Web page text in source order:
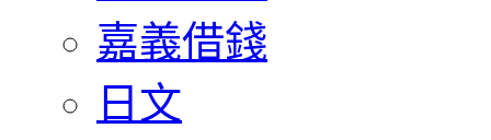
嘉義借錢
日文